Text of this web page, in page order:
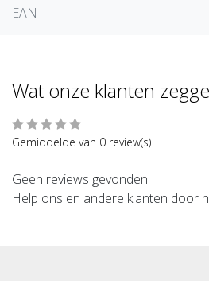
EAN
Wat onze klanten
Gemiddelde van 0 review(s)
Geen reviews gevonden
Help ons en andere klanten door